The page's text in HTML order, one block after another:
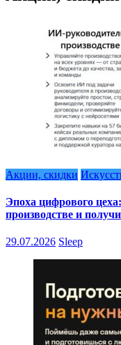
Акции, скидки
Эпоха цифрового
производстве и
29.07.2026 Sleep